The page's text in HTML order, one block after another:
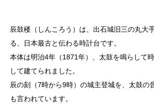
辰鼓楼（しんころう）は、出石城旧三の丸大
る、日本最古と伝わる時計台です。
本体は明治4年（1871年）、太鼓を鳴らして
して建てられました。
辰の刻（7時から9時）の城主登城を、太鼓の
も言われています。